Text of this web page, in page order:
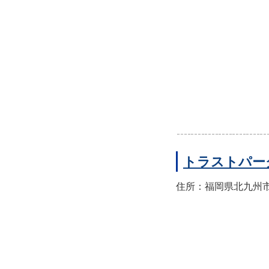
トラストパ
住所：福岡県北九州